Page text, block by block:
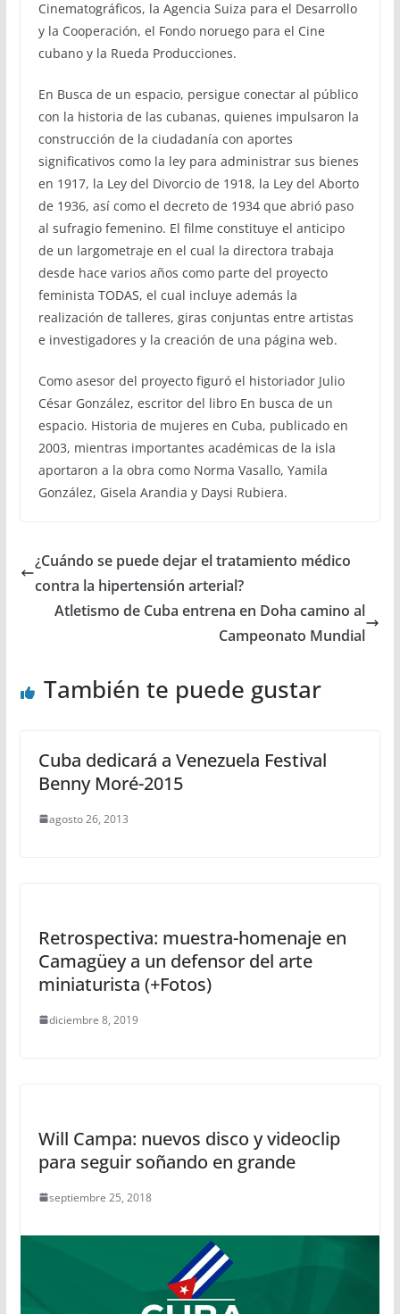
Cinematográficos, la Agencia Suiza para el Desarrollo
y la Cooperación, el Fondo noruego para el Cine
cubano y la Rueda Producciones.
En Busca de un espacio, persigue conectar al público
con la historia de las cubanas, quienes impulsaron la
construcción de la ciudadanía con aportes
significativos como la ley para administrar sus bienes
en 1917, la Ley del Divorcio de 1918, la Ley del Aborto
de 1936, así como el decreto de 1934 que abrió paso
al sufragio femenino. El filme constituye el anticipo
de un largometraje en el cual la directora trabaja
desde hace varios años como parte del proyecto
feminista TODAS, el cual incluye además la
realización de talleres, giras conjuntas entre artistas
e investigadores y la creación de una página web.
Como asesor del proyecto figuró el historiador Julio
César González, escritor del libro En busca de un
espacio. Historia de mujeres en Cuba, publicado en
2003, mientras importantes académicas de la isla
aportaron a la obra como Norma Vasallo, Yamila
González, Gisela Arandia y Daysi Rubiera.
¿Cuándo se puede dejar el tratamiento médico
contra la hipertensión arterial?
Atletismo de Cuba entrena en Doha camino al
Campeonato Mundial
También te puede gustar
Cuba dedicará a Venezuela Festival
Benny Moré-2015
agosto 26, 2013
Retrospectiva: muestra-homenaje en
Camagüey a un defensor del arte
miniaturista (+Fotos)
diciembre 8, 2019
Will Campa: nuevos disco y videoclip
para seguir soñando en grande
septiembre 25, 2018